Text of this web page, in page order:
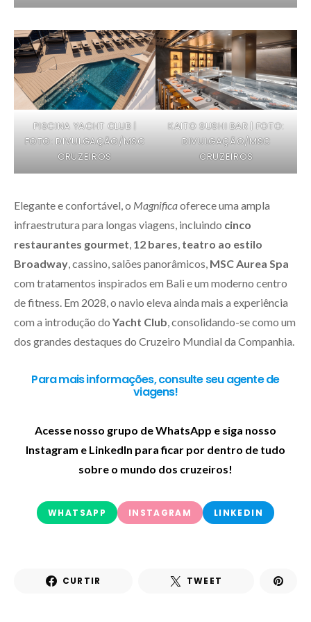
PISCINA YACHT CLUB |
FOTO: DIVULGAÇÃO/MSC
CRUZEIROS
KAITO SUSHI BAR | FOTO:
DIVULGAÇÃO/MSC
CRUZEIROS
Elegante e confortável, o Magnificaoferece uma ampla
infraestrutura para longas viagens, incluindo cinco
restaurantes gourmet 12 bares teatro ao estilo
Broadway , cassino, salões panorâmicos, MSC Aurea Spa
com tratamentos inspirados em Bali e um moderno centro
de fitness. Em 2028, o navio eleva ainda mais a experiência
com a introdução do Yacht Club , consolidando-se como um
dos grandes destaques do Cruzeiro Mundial da Companhia.
Para mais informações, consulte seu agente de
viagens!
Acesse nosso grupo de WhatsApp e siga nosso
Instagram e LinkedIn para ficar por dentro de tudo
sobre o mundo dos cruzeiros!
WHATSAPP INSTAGRAM LINKEDIN
CURTIR TWEET